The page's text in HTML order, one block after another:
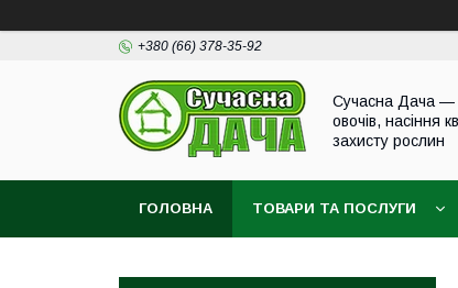
+380 (66) 378-35-92
Сучасна Дача —
овочів, насіння
захисту рослин
ГОЛОВНА ТОВАРИ ТА ПОСЛУГИ